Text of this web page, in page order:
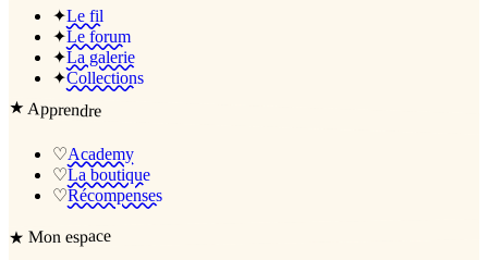
✦Le fil
✦Le forum
✦La galerie
✦Collections
★Apprendre
♡Academy
♡La boutique
♡Récompenses
★Mon espace